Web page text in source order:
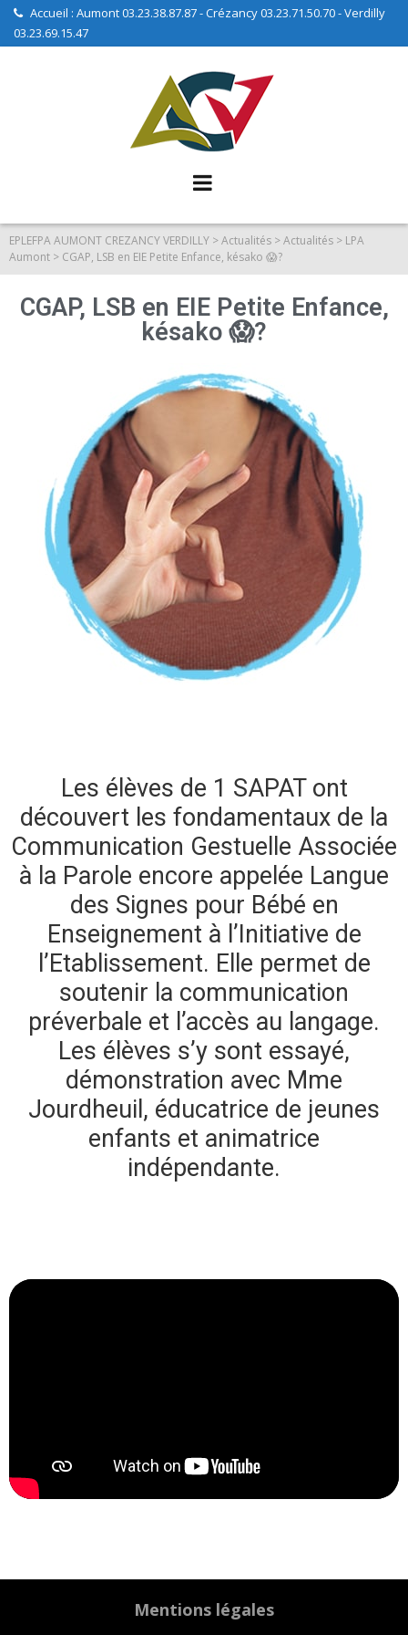
Accueil : Aumont 03.23.38.87.87 - Crézancy 03.23.71.50.70 - Verdilly
03.23.69.15.47
EPLEFPA AUMONT CREZANCY VERDILLY >Actualités >Actualités > LPA
Aumont > CGAP, LSB en EIE Petite Enfance, késako 😱?
CGAP, LSB en EIE Petite Enfance,
késako 😱?
Les élèves de 1 SAPAT ont
découvert les fondamentaux de la
Communication Gestuelle Associée
à la Parole encore appelée Langue
des Signes pour Bébé en
Enseignement à l’Initiative de
l’Etablissement. Elle permet de
soutenir la communication
préverbale et l’accès au langage.
Les élèves s’y sont essayé,
démonstration avec Mme
Jourdheuil, éducatrice de jeunes
enfants et animatrice
indépendante.
Mentions légales